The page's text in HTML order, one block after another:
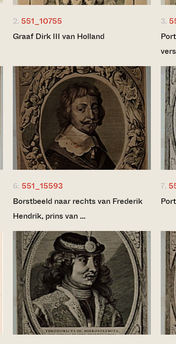
2. 551_10755
Graaf Dirk III van Holland
3.
6. 551_15593
Borstbeeld naar rechts van Frederik
Hendrik, prins van …
7.